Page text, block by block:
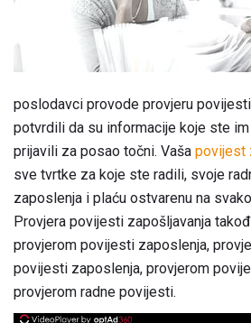
poslodavci provode provjeru
potvrdili da su informacije koje ste
prijavili za posao točni. Vaša povijest
sve tvrtke za koje ste radili, svoje
zaposlenja i plaću ostvarenu na
Provjera povijesti zapošljavanja
provjerom povijesti zaposlenja,
povijesti zaposlenja, provjerom
provjerom radne povijesti.